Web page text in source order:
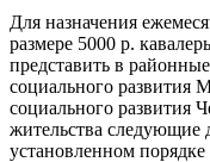
Для назначения
размере 5000 р.
представить в
социального развития
социального развития
жительства следующие
установленном